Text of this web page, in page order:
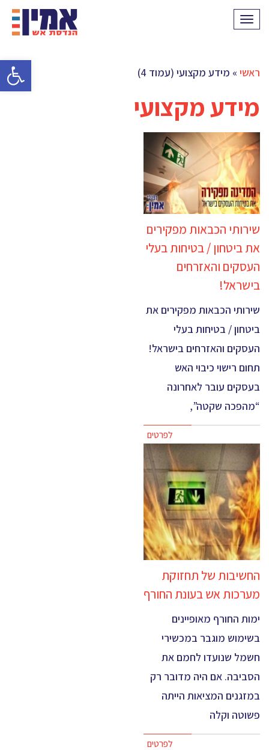
תפריט
ראשי » מידע מקצועי (עמוד 4)
מידע מקצועי
שירותי הכבאות מפקירים
את ביטחון / בטיחות בעלי
העסקים והאזרחים
בישראל!
שירותי הכבאות מפקירים את
ביטחון / בטיחות בעלי
העסקים והאזרחים בישראל!
תחום רישוי כיבוי האש
בעסקים עובר לאחרונה
“מהפכה שקטה”,
לפרטים
החשיבות של תחזוקת
מערכות אש בעונת החורף
ימות החורף מאופיינים
בשימוש מוגבר במכשירי
חשמל שנועדו לחמם את
הסביבה. אם היה מדובר רק
במזגנים המציאות הייתה
פשוטה וקלה
לפרטים
פתח